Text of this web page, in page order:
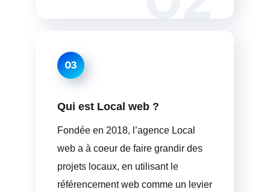
03
Qui est Local web ?
Fondée en 2018, l’agence Local
web a à coeur de faire grandir des
projets locaux, en utilisant le
référencement web comme un levier